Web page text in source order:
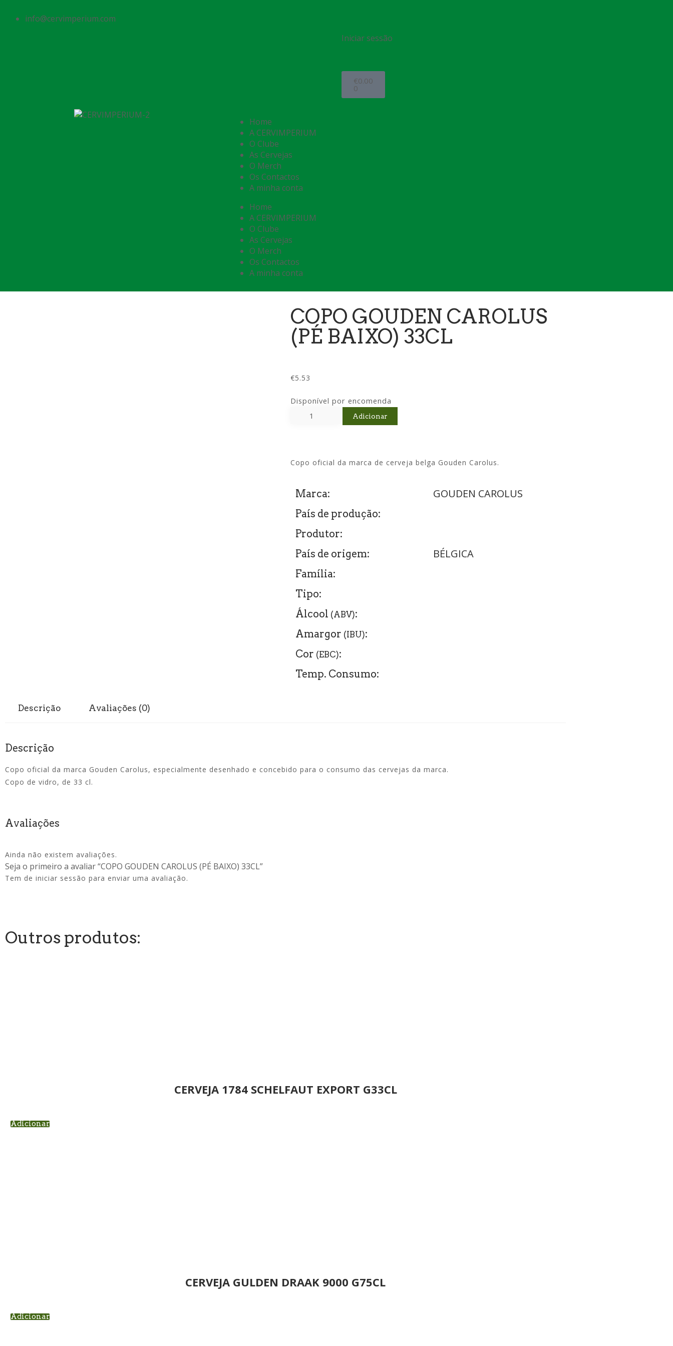
info@cervimperium.com
Iniciar sessão
€0.00
0
Home
A CERVIMPERIUM
O Clube
As Cervejas
O Merch
Os Contactos
A minha conta
Home
A CERVIMPERIUM
O Clube
As Cervejas
O Merch
Os Contactos
A minha conta
COPO GOUDEN CAROLUS
(PÉ BAIXO) 33CL
€5.53
Disponível por encomenda
Adicionar
Copo oficial da marca de cerveja belga Gouden Carolus.
Marca: GOUDEN CAROLUS
País de produção:
Produtor:
País de origem:
BÉLGICA
Família:
Tipo:
Álcool (ABV):
Amargor (IBU):
Cor (EBC):
Temp. Consumo:
Descrição Avaliações (0)
Descrição
Copo oficial da marca Gouden Carolus, especialmente desenhado e concebido para o consumo das cervejas da marca.
Copo de vidro, de 33 cl.
Avaliações
Ainda não existem avaliações.
Seja o primeiro a avaliar “COPO GOUDEN CAROLUS (PÉ BAIXO) 33CL”
Tem de iniciar sessão para enviar uma avaliação.
Outros produtos:
CERVEJA 1784 SCHELFAUT EXPORT G33CL
Adicionar
CERVEJA GULDEN DRAAK 9000 G75CL
Adicionar